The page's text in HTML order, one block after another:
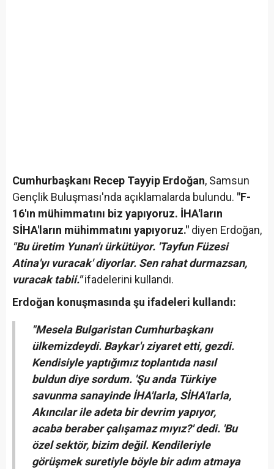
Cumhurbaşkanı Recep Tayyip Erdoğan, Samsun
Gençlik Buluşması'nda açıklamalarda bulundu. "F-
16'ın mühimmatını biz yapıyoruz. İHA'ların
SİHA'ların mühimmatını yapıyoruz." diyen Erdoğan,
"Bu üretim Yunan'ı ürkütüyor. 'Tayfun Füzesi
Atina'yı vuracak' diyorlar. Sen rahat durmazsan,
vuracak tabii."ifadelerini kullandı.
Erdoğan konuşmasında şu ifadeleri kullandı:
"Mesela Bulgaristan Cumhurbaşkanı
ülkemizdeydi. Baykar'ı ziyaret etti, gezdi.
Kendisiyle yaptığımız toplantıda nasıl
buldun diye sordum. 'Şu anda Türkiye
savunma sanayinde İHA'larla, SİHA'larla,
Akıncılar ile adeta bir devrim yapıyor,
acaba beraber çalışamaz mıyız?' dedi. 'Bu
özel sektör, bizim değil. Kendileriyle
görüşmek suretiyle böyle bir adım atmaya